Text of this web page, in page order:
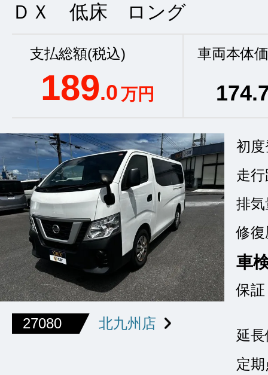
ＤＸ 低床 ロング
支払総額(税込)
189.0万円
車両本体
174
27080 北九州店
初
走
排気
修復
車
保証
延
定